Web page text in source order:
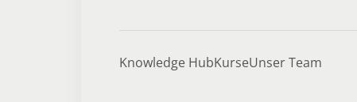
Knowledge HubKurseUnser Team